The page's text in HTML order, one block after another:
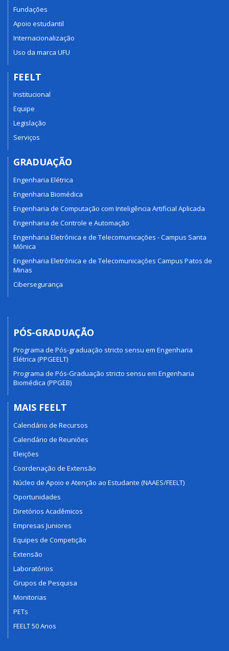
Fundações
Apoio estudantil
Internacionalização
Uso da marca UFU
FEELT
Institucional
Equipe
Legislação
Serviços
GRADUAÇÃO
Engenharia Elétrica
Engenharia Biomédica
Engenharia de Computação com Inteligência Artificial Aplicada
Engenharia de Controle e Automação
Engenharia Eletrônica e de Telecomunicações - Campus Santa
Mônica
Engenharia Eletrônica e de Telecomunicações Campus Patos de
Minas
Cibersegurança
PÓS-GRADUAÇÃO
Programa de Pós-graduação stricto sensu em Engenharia
Elétrica (PPGEELT)
Programa de Pós-Graduação stricto sensu em Engenharia
Biomédica (PPGEB)
MAIS FEELT
Calendário de Recursos
Calendário de Reuniões
Eleições
Coordenação de Extensão
Núcleo de Apoio e Atenção ao Estudante (NAAES/FEELT)
Oportunidades
Diretórios Acadêmicos
Empresas Juniores
Equipes de Competição
Extensão
Laboratórios
Grupos de Pesquisa
Monitorias
PETs
FEELT 50 Anos